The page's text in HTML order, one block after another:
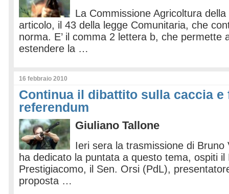
La Commissione Agricoltura
articolo, il 43 della legge Comunitaria, che
norma. E’ il comma 2 lettera b, che permette
estendere la …
16 febbraio 2010
Continua il dibattito sulla caccia e
referendum
Giuliano Tallone
Ieri sera la trasmissione di Bruno
ha dedicato la puntata a questo tema, ospiti il
Prestigiacomo, il Sen. Orsi (PdL),
proposta …